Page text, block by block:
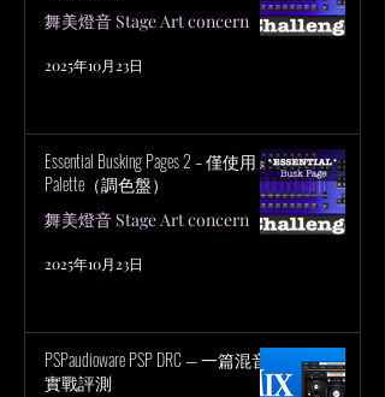
舞美燈音 Stage Art concern
2025年10月23日
Essential Busking Pages 2 – 僅使用
Palette（調色盤）
舞美燈音 Stage Art concern
2025年10月23日
PSPaudioware PSP DRC — 一篇混音
實戰評測